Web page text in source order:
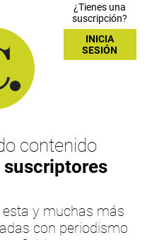
¿Tienes una
suscripción?
INICIA
SESIÓN
contenido
suscriptores
y muchas más
con periodismo